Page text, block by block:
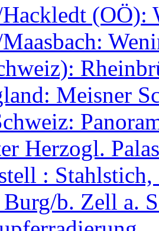
(OÖ):
Meisner
Herzogl.
:
b. Zell a.